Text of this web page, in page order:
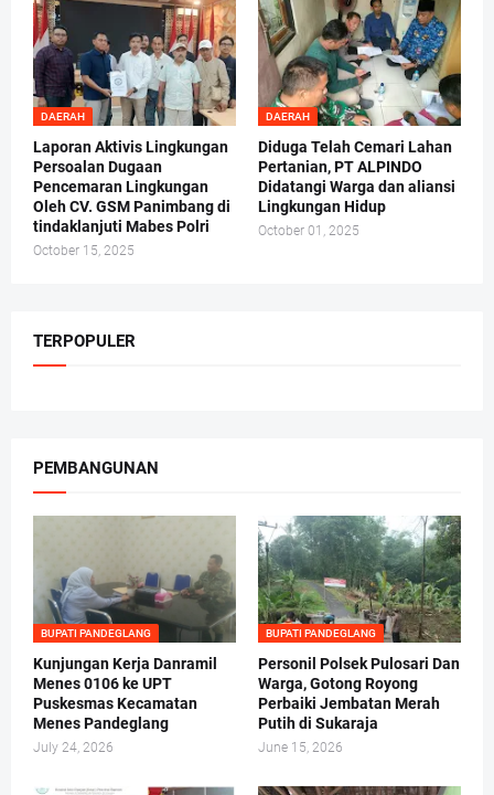
DAERAH
Laporan Aktivis Lingkungan
Persoalan Dugaan
Pencemaran Lingkungan
Oleh CV. GSM Panimbang di
tindaklanjuti Mabes Polri
October 15, 2025
DAERAH
Diduga Telah Cemari Lahan
Pertanian, PT ALPINDO
Didatangi Warga dan aliansi
Lingkungan Hidup
October 01, 2025
TERPOPULER
PEMBANGUNAN
BUPATI PANDEGLANG
Kunjungan Kerja Danramil
Menes 0106 ke UPT
Puskesmas Kecamatan
Menes Pandeglang
July 24, 2026
BUPATI PANDEGLANG
Personil Polsek Pulosari Dan
Warga, Gotong Royong
Perbaiki Jembatan Merah
Putih di Sukaraja
June 15, 2026